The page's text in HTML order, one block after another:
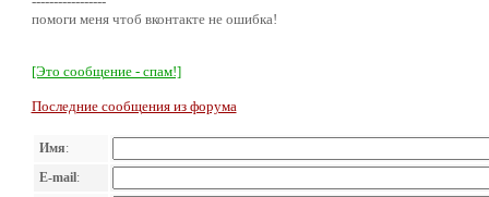
помоги меня чтоб вконтакте не ошибка!
[Это сообщение - спам!]
Последние сообщения из форума
Имя:
E-mail: